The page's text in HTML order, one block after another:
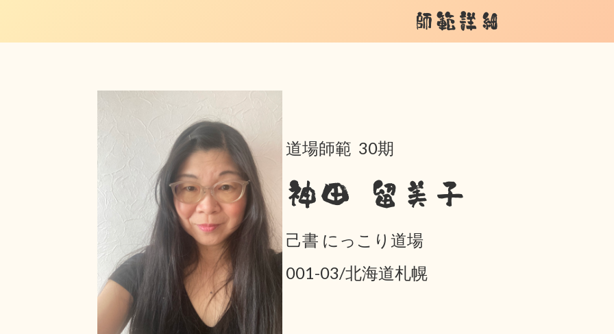
師範詳細
道場師範 30期
神田 留美子
己書 にっこり道場
001-03/北海道札幌